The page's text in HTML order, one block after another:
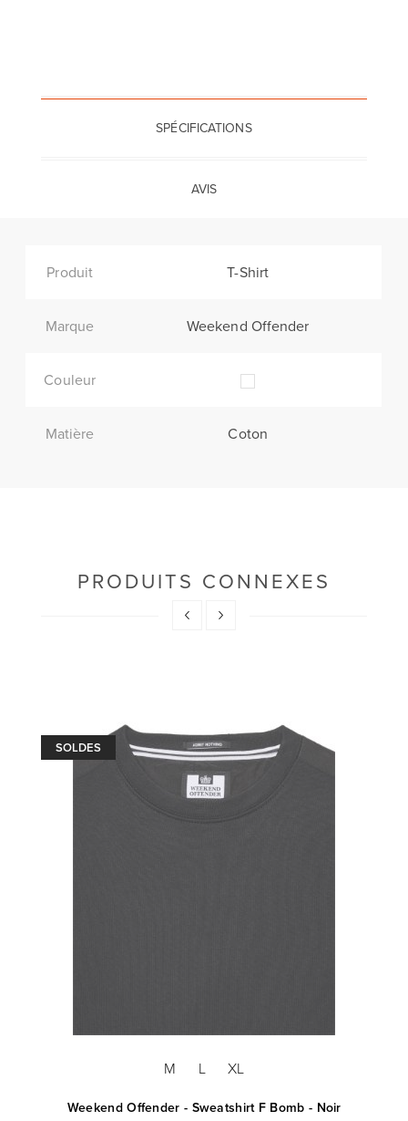
SPÉCIFICATIONS
AVIS
Produit T-Shirt
Marque Weekend Offender
Couleur
Matière Coton
PRODUITS CONNEXES
SOLDES
M L XL
Weekend Offender - Sweatshirt F Bomb - Noir